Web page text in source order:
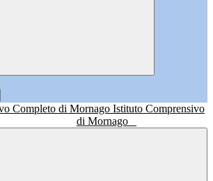
Istituto Comprensivo
di Mornago